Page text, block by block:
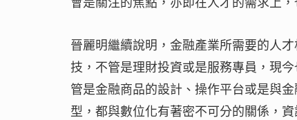
晉麗明繼續說明，金融產業所需要的人
技，不管是理財投資或是服務專員，現
管是金融商品的設計、操作平台或是與
型，都與數位化有著密不可分的關係，